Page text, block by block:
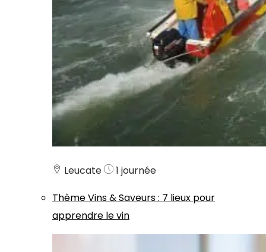
Leucate
1 journée
ThèmeVins & Saveurs: 7 lieux pour
apprendre le vin